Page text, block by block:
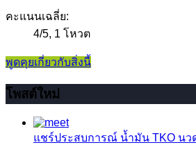
คะแนนเฉลี่ย:
4/5, 1 โหวต
พูดคุยเกี่ยวกับสิ่งนี้
โพสต์ใหม่
แชร์ประสบการณ์ น้ำมัน TKO นว